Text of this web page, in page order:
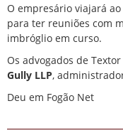
O empresário viajará
para ter reuniões com
imbróglio em curso.
Os advogados de
Gully LLP,
Deu em Fogão Net